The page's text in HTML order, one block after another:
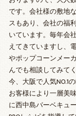
です。会社様の敷地
スもあり、会社の福
いています。毎年会
えてきていますし、
やポップコーンメー
んでも相談してみて
今、大阪で人気NO.1
お客様により一層美
に西中島バーベキュ